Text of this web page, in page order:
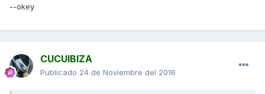
--okey
CUCUIBIZA
Publicado 24 de Noviembre del 2016